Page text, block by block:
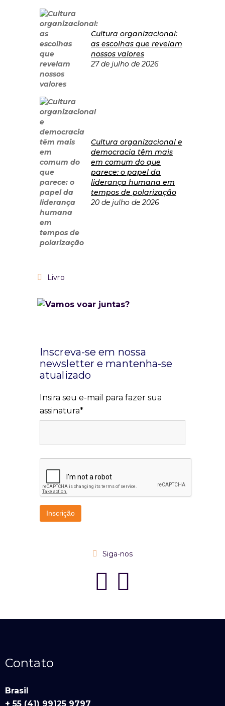
Cultura organizacional:
as escolhas que revelam
nossos valores
27 de julho de 2026
Cultura organizacional e
democracia têm mais
em comum do que
parece: o papel da
liderança humana em
tempos de polarização
20 de julho de 2026
Livro
Inscreva-se em nossa
newsletter e mantenha-se
atualizado
Insira seu e-mail para fazer sua
assinatura*
Siga-nos
Contato
Brasil
+ 55 (41) 99125 9797